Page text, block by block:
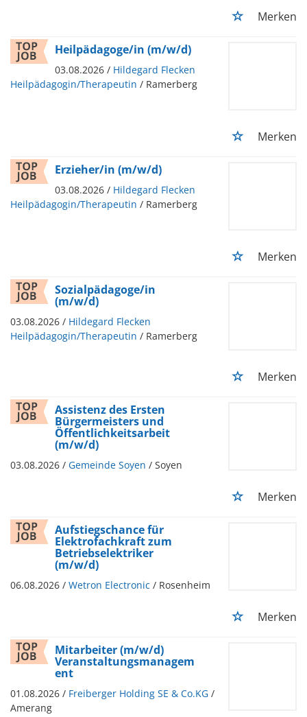
Merken
Heilpädagoge/in (m/w/d)
03.08.2026 / Hildegard Flecken
Heilpädagogin/Therapeutin / Ramerberg
Merken
Erzieher/in (m/w/d)
03.08.2026 / Hildegard Flecken
Heilpädagogin/Therapeutin / Ramerberg
Merken
Sozialpädagoge/in
(m/w/d)
03.08.2026 / Hildegard Flecken
Heilpädagogin/Therapeutin / Ramerberg
Merken
Assistenz des Ersten
Bürgermeisters und
Öffentlichkeitsarbeit
(m/w/d)
03.08.2026 / Gemeinde Soyen / Soyen
Merken
Aufstiegschance für
Elektrofachkraft zum
Betriebselektriker
(m/w/d)
06.08.2026 / Wetron Electronic / Rosenheim
Merken
Mitarbeiter (m/w/d)
Veranstaltungsmanagem
ent
01.08.2026 / Freiberger Holding SE & Co.KG /
Amerang